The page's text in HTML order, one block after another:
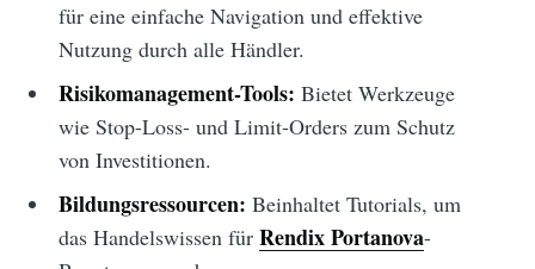
für eine einfache Navigation und effektive
Nutzung durch alle Händler.
Risikomanagement-Tools: Bietet Werkzeuge
wie Stop-Loss- und Limit-Orders zum Schutz
von Investitionen.
Bildungsressourcen: Beinhaltet Tutorials, um
das Handelswissen für Rendix Portanova-